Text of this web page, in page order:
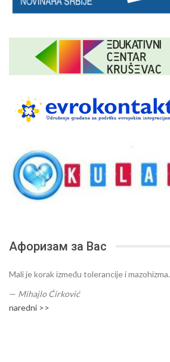
Афоризам за Вас
Mali je korak između tolerancije i mazohizma.
— Mihajlo Ćirković
naredni >>